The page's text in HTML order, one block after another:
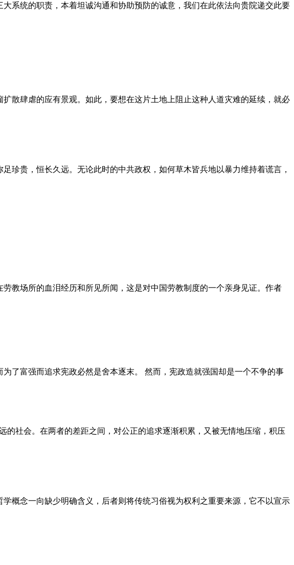
系统的职责，本着坦诚沟通和协助预防的诚意，我们在此依法向贵院递交此要
散肆虐的应有景观。如此，要想在这片土地上阻止这种人道灾难的延续，就必
珍贵，恒长久远。无论此时的中共政权，如何草木皆兵地以暴力维持着谎言，
教场所的血泪经历和所见所闻，这是对中国劳教制度的一个亲身见证。作者
了富强而追求宪政必然是舍本逐末。 然而，宪政造就强国却是一个不争的事
社会。在两者的差距之间，对公正的追求逐渐积累，又被无情地压缩，积压
概念一向缺少明确含义，后者则将传统习俗视为权利之重要来源，它不以宣示